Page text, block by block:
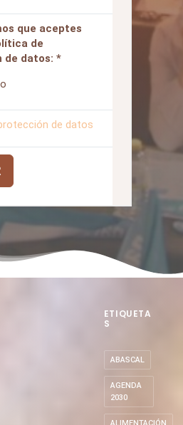
ETIQUETA
S
ABASCAL